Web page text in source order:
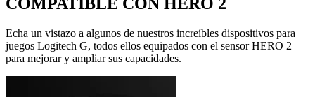
COMPATIBLE CON HERO 2
Echa un vistazo a algunos de nuestros increíbles dispositivos para
juegos Logitech G, todos ellos equipados con el sensor HERO 2
para mejorar y ampliar sus capacidades.